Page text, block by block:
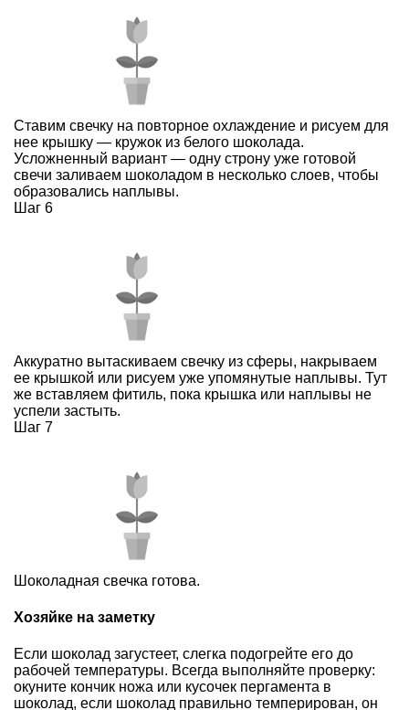
Ставим свечку на повторное охлаждение и рисуем для
нее крышку — кружок из белого шоколада.
Усложненный вариант — одну строну уже готовой
свечи заливаем шоколадом в несколько слоев, чтобы
образовались наплывы.
Шаг 6
Аккуратно вытаскиваем свечку из сферы, накрываем
ее крышкой или рисуем уже упомянутые наплывы. Тут
же вставляем фитиль, пока крышка или наплывы не
успели застыть.
Шаг 7
Шоколадная свечка готова.
Хозяйке на заметку
Если шоколад загустеет, слегка подогрейте его до
рабочей температуры. Всегда выполняйте проверку:
окуните кончик ножа или кусочек пергамента в
шоколад, если шоколад правильно темперирован, он